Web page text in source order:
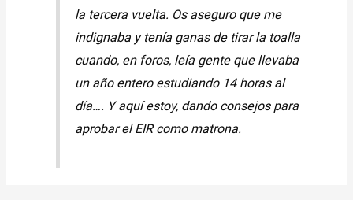
la tercera vuelta. Os aseguro que me
indignaba y tenía ganas de tirar la toalla
cuando, en foros, leía gente que llevaba
un año entero estudiando 14 horas al
día…. Y aquí estoy, dando consejos para
aprobar el EIR como matrona.